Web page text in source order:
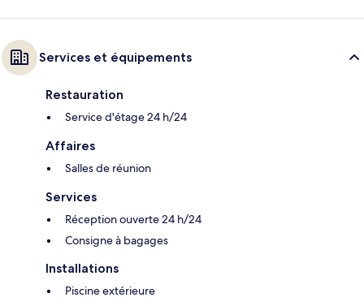
Services et équipements
Restauration
Service d'étage 24 h/24
Affaires
Salles de réunion
Services
Réception ouverte 24 h/24
Consigne à bagages
Installations
Piscine extérieure